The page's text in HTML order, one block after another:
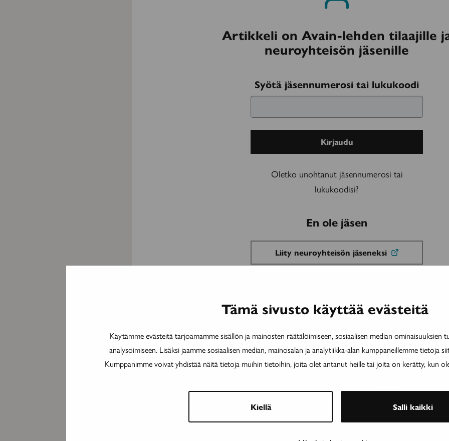
Tämä sivusto käyttää evästeitä
Käytämme evästeitä tarjoamamme sisällön ja mainosten räätälöimiseen, sosiaalisen median ominaisuuksien
analysoimiseen. Lisäksi jaamme sosiaalisen median, mainosalan ja analytiikka-alan kumppaneillemme tietoja
Kumppanimme voivat yhdistää näitä tietoja muihin tietoihin, joita olet antanut heille tai joita on kerätty, kun
Kiellä Salli kaikki
Artikkeli on Avain-lehden tilaajille
neuroyhteisön jäsenille
Kirjaudu
sisään
Syötä jäsennumerosi tai lukukoodi
Oletko unohtanut jäsennumerosi tai
lukukoodisi?
En ole jäsen
Liity neuroyhteisön jäseneksi
MAINOS MAINOS